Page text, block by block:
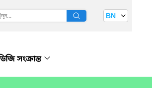
BN
সংক্রান্ত